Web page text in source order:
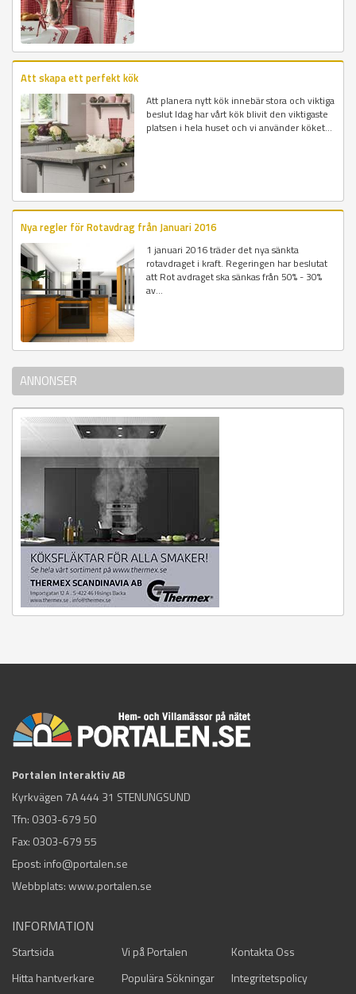
Att skapa ett perfekt kök
Att planera nytt kök innebär stora och viktiga
beslut Idag har vårt kök blivit den viktigaste
platsen i hela huset och vi använder köket...
Nya regler för Rotavdrag från Januari 2016
1 januari 2016 träder det nya sänkta
rotavdraget i kraft. Regeringen har beslutat
att Rot avdraget ska sänkas från 50% - 30%
av...
ANNONSER
Portalen Interaktiv AB
Kyrkvägen 7A 444 31 STENUNGSUND
Tfn: 0303-679 50
Fax: 0303-679 55
Epost: info@portalen.se
Webbplats: www.portalen.se
INFORMATION
Startsida Vi på Portalen
Kontakta Oss
Hitta hantverkare
Populära Sökningar Integritetspolicy